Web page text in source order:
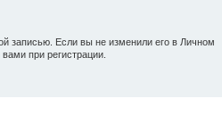
записью. Если вы не изменили его в Личном
при регистрации.